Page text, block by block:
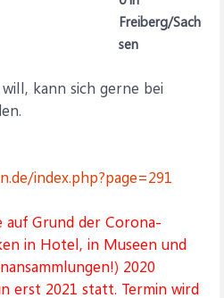
Freiberg/Sach
sen
kann sich gerne bei
index.php?page=291
auf Grund der Corona-
in Hotel, in Museen und
2020
erst 2021 statt. Termin wird